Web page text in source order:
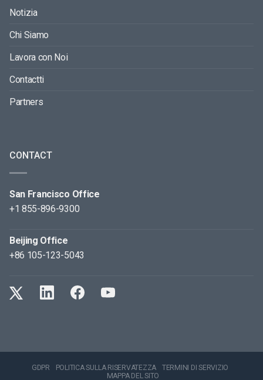
Notizia
Chi Siamo
Lavora con Noi
Contactti
Partners
CONTACT
San Francisco Office
+1 855-896-9300
Beijing Office
+86 105-123-5043
GDPR POLITICA SULLA RISERVATEZZA
TERMINI DI SERVIZIO
MAPPA DEL SITO